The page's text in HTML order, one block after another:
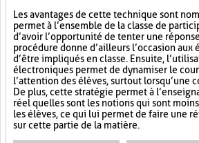
Les avantages de cette technique sont
permet à l’ensemble de la classe de
d’avoir l’opportunité de tenter une
procédure donne d’ailleurs l’occasion aux
d’être impliqués en classe. Ensuite,
électroniques permet de dynamiser le
l’attention des élèves, surtout lorsqu’une
De plus, cette stratégie permet à
réel quelles sont les notions qui sont
les élèves, ce qui lui permet de faire une
sur cette partie de la matière.